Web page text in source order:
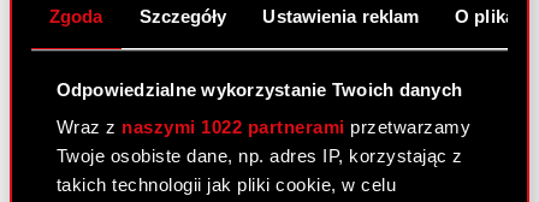
Zgoda Szczegóły Ustawienia reklam O
Odpowiedzialne wykorzystanie Twoich danych
Wraz z naszymi 1022 partnerami przetwarzamy
Twoje osobiste dane, np. adres IP, korzystając z
takich technologii jak pliki cookie, w celu
siedzibą w Warszawie (dalej: „Spółka”),
przekazuje do publicznej wiadomości informację
PDF
Informacja o transakcjach wykonywanych
przez osobę pełniącą obowiązki
zarządcze